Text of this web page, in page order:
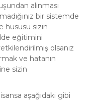
alınması
bir sistemde
hususu sizin
eğitimini
olsanız
ve hatanın
sizin
aşağıdaki gibi